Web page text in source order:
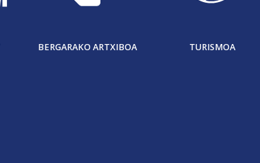
BERGARAKO ARTXIBOA TURISMOA